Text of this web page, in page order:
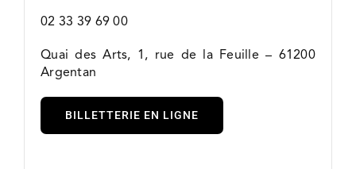
02 33 39 69 00
Quai des Arts, 1, rue de la Feuille – 61200
Argentan
BILLETTERIE EN LIGNE